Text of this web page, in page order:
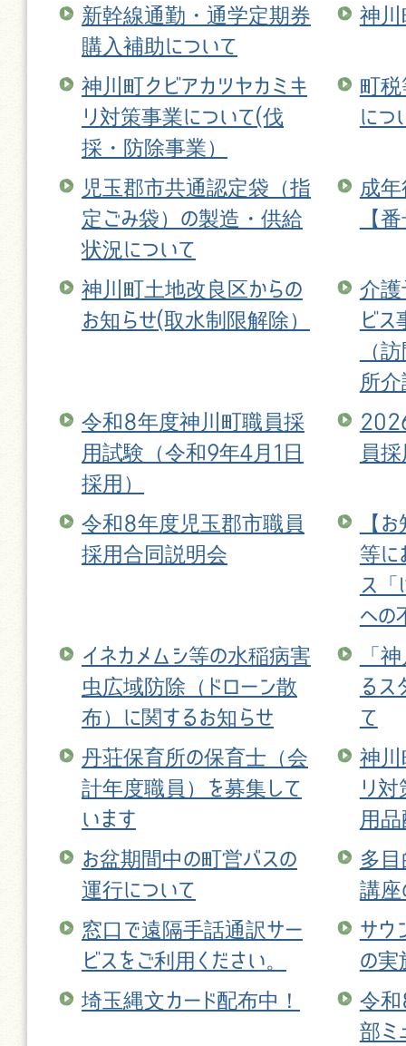
新幹線通勤・通学定期券
購入補助について
神川
神川町クビアカツヤカミキ
リ対策事業について(伐
採・防除事業）
町税
につ
児玉郡市共通認定袋（指
定ごみ袋）の製造・供給
状況について
成年
【
神川町土地改良区からの
お知らせ(取水制限解除）
介護
ビス
（
所
令和8年度神川町職員採
用試験（令和9年4月1日
採用）
員
令和8年度児玉郡市職員
採用合同説明会
【
等に
ス「
への
イネカメムシ等の水稲病害
虫広域防除（ドローン散
布）に関するお知らせ
「
るス
て
丹荘保育所の保育士（会
計年度職員）を募集して
います
神川
リ
用
お盆期間中の町営バスの
運行について
多
講座
窓口で遠隔手話通訳サー
ビスをご利用ください。
サウ
の実
埼玉縄文カード配布中！
令和
部ミ